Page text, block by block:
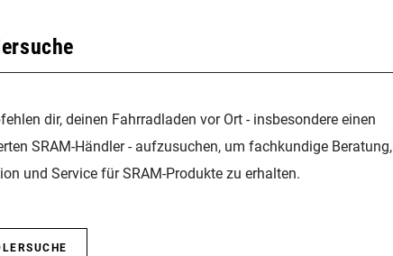
dir, deinen Fahrradladen vor Ort - insbesondere einen
SRAM-Händler - aufzusuchen, um fachkundige Beratung,
und Service für SRAM-Produkte zu erhalten.